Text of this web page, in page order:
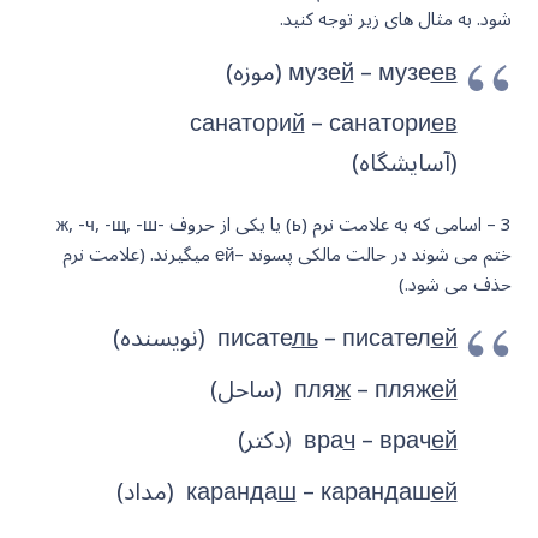
شود. به مثال های زیر توجه کنید.
музей– музеев
(موزه)
санаторий– санаториев
(آسایشگاه)
3 – اسامی که به علامت نرم (ь) یا یکی از حروف -ж, -ч, -щ, -ш
ختم می شوند در حالت مالکی پسوند –ей میگیرند. (علامت نرم
حذف می شود.)
писатель– писателей
(نویسنده)
пляж– пляжей
(ساحل)
врач– врачей
(دکتر)
карандаш– карандашей (مداد)